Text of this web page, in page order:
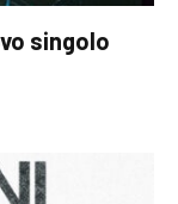
singolo